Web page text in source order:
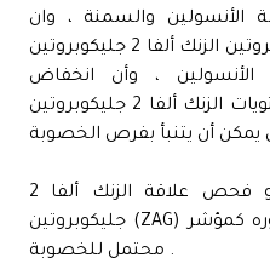
الأنسولين والسمنة ، وان
بروتين الزنك ألفا 2 جليكوبروتين (ZAG) هو أديبوكين يشارك في
، وأن انخفاض
مستويات الزنك ألفا 2 جليكوبروتين (ZAG) في الدم بين حالات
وكان الهدف من الدراسة هو فحص علاقة الزنك ألفا 2
جليكوبروتين (ZAG) ببارامترات الخصوبة واختبار دوره كمؤشر
محتمل للخصوبة .